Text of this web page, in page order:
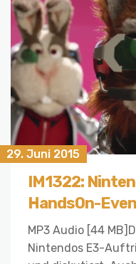
29. Juni 2015
IM1322:
HandsOn-
MP3 Audio [44
Nintendos E3-